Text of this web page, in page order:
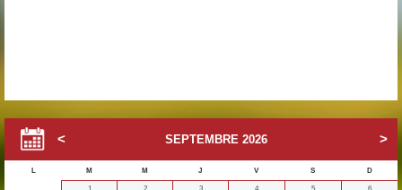
SEPTEMBRE 2026
L M M J V S
D
1
2 3 4 5
6